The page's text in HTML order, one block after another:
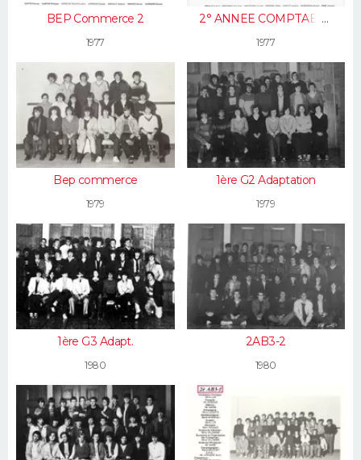
BEP Commerce 2
1977
2° ANNEE COMPTABLE
MECANOGRAPHE
1977
Bep commerce
1979
1ère G2 Adaptation
1979
1ère G3 Adapt.
1980
2AB3-2
1980